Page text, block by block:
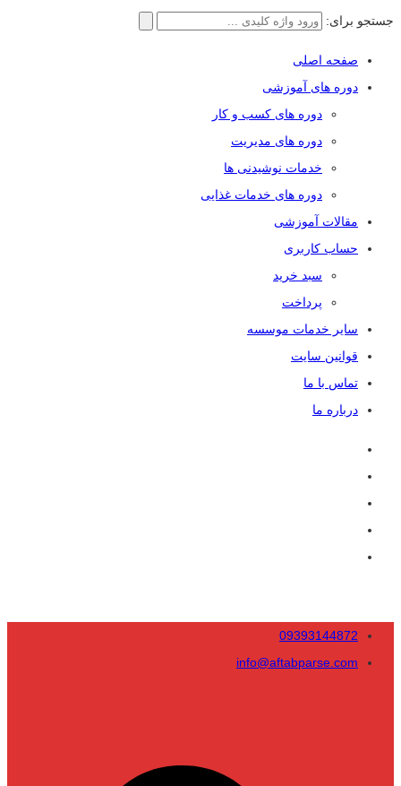
جستجو برای:
صفحه اصلی
دوره های آموزشی
دوره های کسب و کار
دوره های مدیریت
خدمات نوشیدنی ها
دوره های خدمات غذایی
مقالات آموزشی
حساب کاربری
سبد خرید
پرداخت
سایر خدمات موسسه
قوانین سایت
تماس با ما
درباره ما
09393144872
info@aftabparse.com